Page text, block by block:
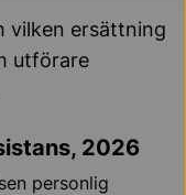
vilken ersättning
utförare
2026
personlig